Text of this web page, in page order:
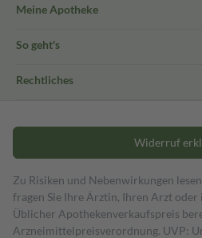
Meine Apotheke
So geht's
Rechtliches
Widerruf
Zu Risiken und Nebenwirkungen
fragen Sie Ihre Ärztin, Ihren Arzt oder
Üblicher Apothekenverkaufspreis
Arzneimittelpreisverordnung. UVP: